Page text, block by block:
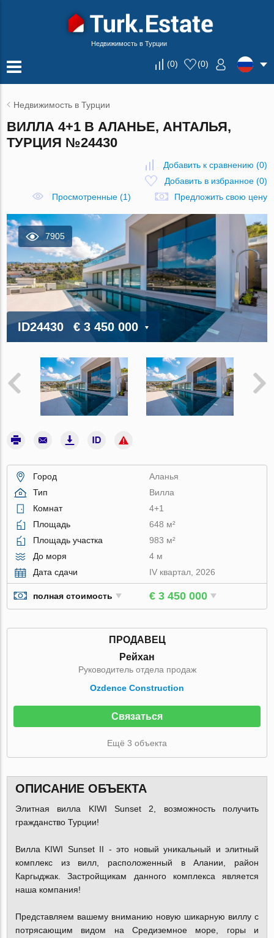
Недвижимость в Турции
(0) (0)
Недвижимость в Турции
ВИЛЛА 4+1 В АЛАНЬЕ, АНТАЛЬЯ,
ТУРЦИЯ №24430
Добавить к сравнению (0)
Добавить в избранное(0)
Просмотренные (1)
Предложить свою цену
7905
ID24430 € 3 450 000
Город
Аланья
Тип
Вилла
Комнат
4+1
Площадь
648 м²
Площадь участка
983 м²
До моря
4 м
Дата сдачи
IV квартал, 2026
полная стоимость € 3 450 000
ПРОДАВЕЦ
Рейхан
Руководитель отдела продаж
Ozdence Construction
Связаться
Ещё 3 объекта
ОПИСАНИЕ ОБЪЕКТА
Элитная вилла KIWI Sunset 2, возможность получить
гражданство Турции!
Вилла KIWI Sunset II - это новый уникальный и элитный
комплекс из вилл, расположенный в Алании, район
Каргыджак. Застройщикам данного комплекса является
наша компания!
Представляем вашему вниманию новую шикарную виллу с
потрясающим видом на Средиземное море, горы и